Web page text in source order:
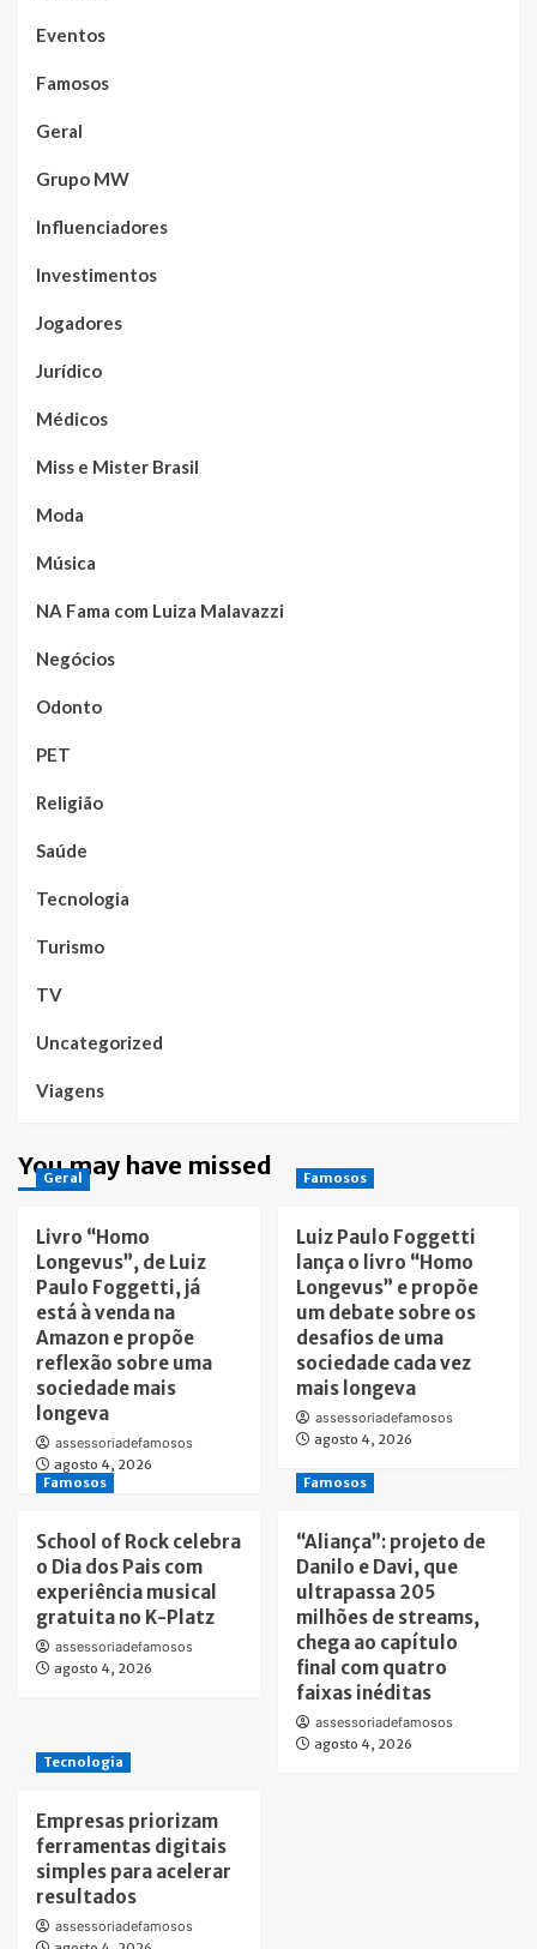
Eventos
Famosos
Geral
Grupo MW
Influenciadores
Investimentos
Jogadores
Jurídico
Médicos
Miss e Mister Brasil
Moda
Música
NA Fama com Luiza Malavazzi
Negócios
Odonto
PET
Religião
Saúde
Tecnologia
Turismo
TV
Uncategorized
Viagens
You may have missed
Geral
Livro “Homo
Longevus”, de Luiz
Paulo Foggetti, já
está à venda na
Amazon e propõe
reflexão sobre uma
sociedade mais
longeva
assessoriadefamosos
agosto 4, 2026
Famosos
Luiz Paulo Foggetti
lança o livro “Homo
Longevus” e propõe
um debate sobre os
desafios de uma
sociedade cada vez
mais longeva
assessoriadefamosos
agosto 4, 2026
Famosos
School of Rock celebra
o Dia dos Pais com
experiência musical
gratuita no K-Platz
assessoriadefamosos
agosto 4, 2026
Famosos
“Aliança”: projeto de
Danilo e Davi, que
ultrapassa 205
milhões de streams,
chega ao capítulo
final com quatro
faixas inéditas
assessoriadefamosos
agosto 4, 2026
Tecnologia
Empresas priorizam
ferramentas digitais
simples para acelerar
resultados
assessoriadefamosos